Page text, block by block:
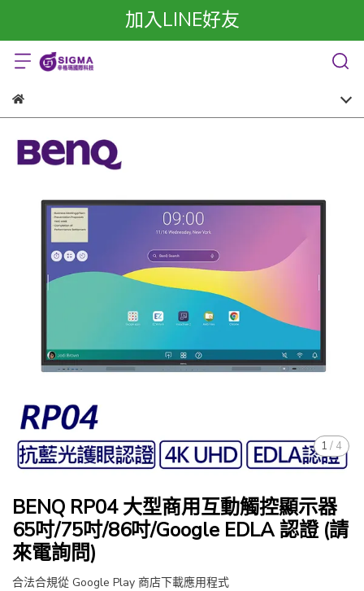
加入LINE好友
1 / 4
BENQ RP04 大型商用互動觸控顯示器
65吋/75吋/86吋/Google EDLA 認證 (請
來電詢問)
合法合規從 Google Play 商店下載應用程式